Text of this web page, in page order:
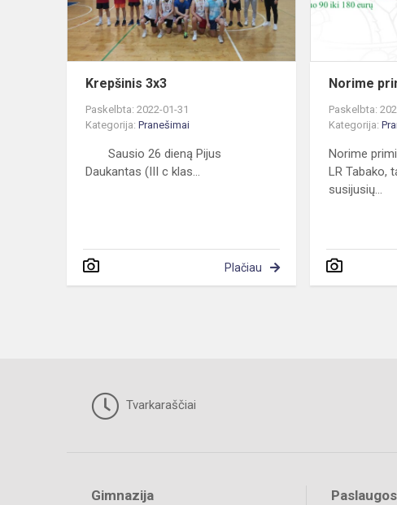
Krepšinis 3x3
Paskelbta: 2022-01-31
Kategorija: Pranešimai
Sausio 26 dieną Pijus
Daukantas (III c klas...
Plačiau
Norime
Paskelbta:
Kategorija:
Norime
LR Tabako,
susijusių...
Tvarkaraščiai
Gimnazija Paslaugos